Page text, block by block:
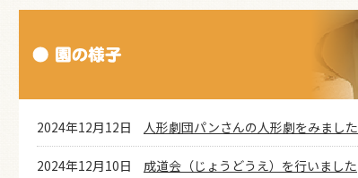
2024年12月12日 人形劇団パンさんの人形劇をみました
2024年12月10日 成道会（じょうどうえ）を行いました